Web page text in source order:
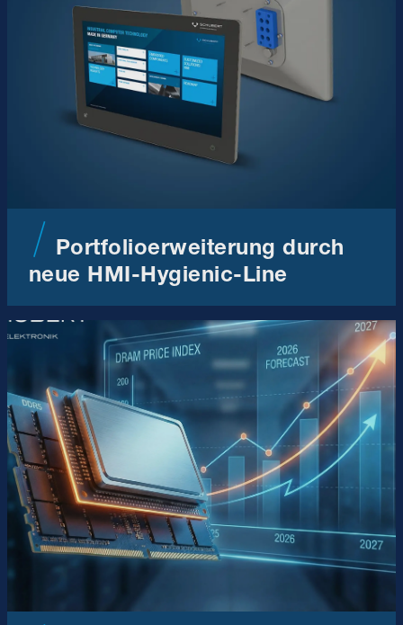
Portfolioerweiterung durch
neue HMI-Hygienic-Line